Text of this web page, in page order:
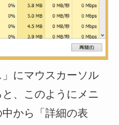
にマウスカーソル
、このようにメニ
から「詳細の表